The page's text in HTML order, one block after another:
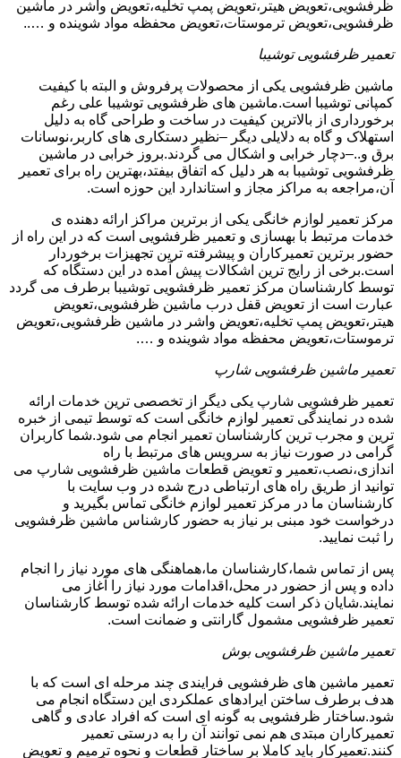
ظرفشویی،تعویض هیتر،تعویض پمپ تخلیه،تعویض واشر در ماشین
ظرفشویی،تعویض ترموستات،تعویض محفظه مواد شوینده و …..
تعمیر ظرفشویی توشیبا
ماشین ظرفشویی یکی از محصولات پرفروش و البته با کیفیت
کمپانی توشیبا است.ماشین های ظرفشویی توشیبا علی رغم
برخورداری از بالاترین کیفیت در ساخت و طراحی گاه به دلیل
استهلاک و گاه به دلایلی دیگر –نظیر دستکاری های کاربر،نوسانات
برق و..–دچار خرابی و اشکال می گردند.بروز خرابی در ماشین
ظرفشویی توشیبا به هر دلیل که اتفاق بیفتد،بهترین راه برای تعمیر
آن،مراجعه به مراکز مجاز و استاندارد این حوزه است.
مرکز تعمیر لوازم خانگی یکی از برترین مراکز ارائه دهنده ی
خدمات مرتبط با بهسازی و تعمیر ظرفشویی است که در این راه از
حضور برترین تعمیرکاران و پیشرفته ترین تجهیزات برخوردار
است.برخی از رایج ترین اشکالات پیش آمده در این دستگاه که
توسط کارشناسان مرکز تعمیر ظرفشویی توشیبا برطرف می گردد
عبارت است از تعویض قفل درب ماشین ظرفشویی،تعویض
هیتر،تعویض پمپ تخلیه،تعویض واشر در ماشین ظرفشویی،تعویض
ترموستات،تعویض محفظه مواد شوینده و ….
تعمیر ماشین ظرفشویی شارپ
تعمیر ظرفشویی شارپ یکی دیگر از تخصصی ترین خدمات ارائه
شده در نمایندگی تعمیر لوازم خانگی است که توسط تیمی از خبره
ترین و مجرب ترین کارشناسان تعمیر انجام می شود.شما کاربران
گرامی در صورت نیاز به سرویس های مرتبط با راه
اندازی،نصب،تعمیر و تعویض قطعات ماشین ظرفشویی شارپ می
توانید از طریق راه های ارتباطی درج شده در وب سایت با
کارشناسان ما در مرکز تعمیر لوازم خانگی تماس بگیرید و
درخواست خود مبنی بر نیاز به حضور کارشناس ماشین ظرفشویی
را ثبت نمایید.
پس از تماس شما،کارشناسان ما،هماهنگی های مورد نیاز را انجام
داده و پس از حضور در محل،اقدامات مورد نیاز را آغاز می
نمایند.شایان ذکر است کلیه خدمات ارائه شده توسط کارشناسان
تعمیر ظرفشویی مشمول گارانتی و ضمانت است.
تعمیر ماشین ظرفشویی بوش
تعمیر ماشین های ظرفشویی فرایندی چند مرحله ای است که با
هدف برطرف ساختن ایرادهای عملکردی این دستگاه انجام می
شود.ساختار ظرفشویی به گونه ای است که افراد عادی و گاهی
تعمیرکاران مبتدی هم نمی توانند آن را به درستی تعمیر
کنند.تعمیرکار باید کاملا بر ساختار قطعات و نحوه ترمیم و تعویض